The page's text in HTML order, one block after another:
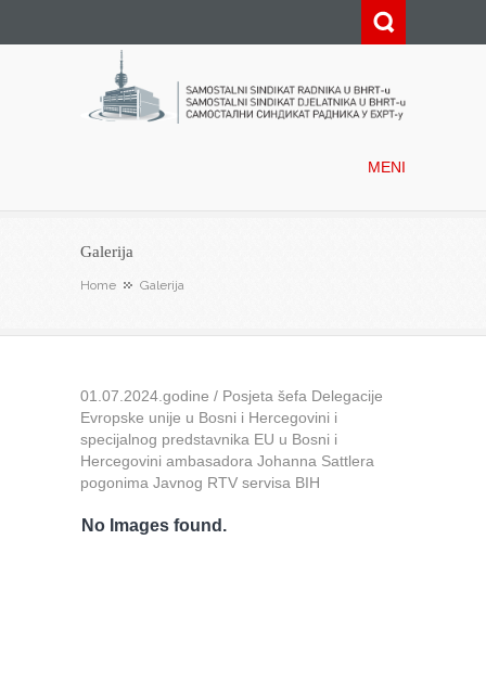
MENI
Galerija
Home Galerija
01.07.2024.godine / Posjeta šefa Delegacije
Evropske unije u Bosni i Hercegovini i
specijalnog predstavnika EU u Bosni i
Hercegovini ambasadora Johanna Sattlera
pogonima Javnog RTV servisa BIH
No Images found.